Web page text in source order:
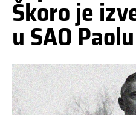
Škoro je
u SAO Paolu